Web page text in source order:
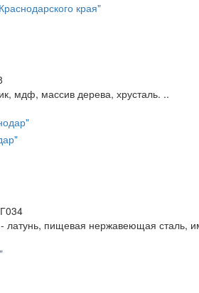
края"
мдф, массив дерева, хрусталь. ..
латунь, пищевая нержавеющая сталь,